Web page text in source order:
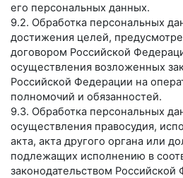
его персональных данных.
9.2. Обработка персональных
достижения целей,
договором Российской
осуществления возложенных
Российской Федерации на
полномочий и обязанностей.
9.3. Обработка персональных
осуществления правосудия,
акта, акта другого органа или
подлежащих исполнению в
законодательством Российской